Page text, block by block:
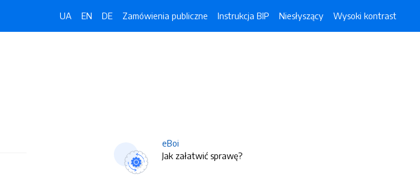
UA EN DE Zamówienia publiczne Instrukcja BIP Niesłyszący Wysoki kontrast
eBoi
Jak załatwić sprawę?